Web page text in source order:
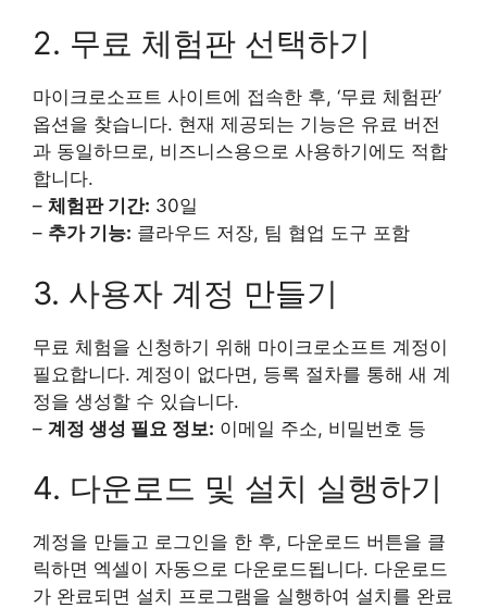
2. 무료 체험판 선택하기
마이크로소프트 사이트에 접속한 후, ‘무료 체험판’
옵션을 찾습니다. 현재 제공되는 기능은 유료 버전
과 동일하므로, 비즈니스용으로 사용하기에도 적합
합니다.
– 체험판 기간: 30일
– 추가 기능: 클라우드 저장, 팀 협업 도구 포함
3. 사용자 계정 만들기
무료 체험을 신청하기 위해 마이크로소프트 계정이
필요합니다. 계정이 없다면, 등록 절차를 통해 새 계
정을 생성할 수 있습니다.
– 계정 생성 필요 정보: 이메일 주소, 비밀번호 등
4. 다운로드 및 설치 실행하기
계정을 만들고 로그인을 한 후, 다운로드 버튼을 클
릭하면 엑셀이 자동으로 다운로드됩니다. 다운로드
가 완료되면 설치 프로그램을 실행하여 설치를 완료